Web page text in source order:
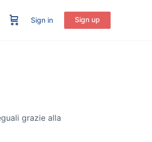
Sign in Sign up
grazie alla